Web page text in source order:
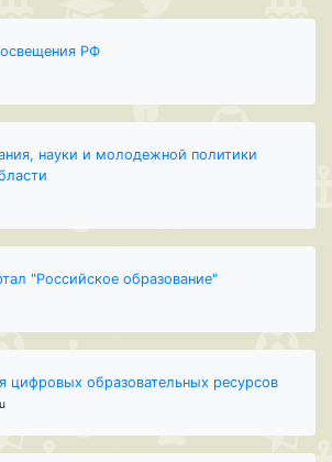
РФ
науки и молодежной политики
"Российское образование"
цифровых образовательных ресурсов